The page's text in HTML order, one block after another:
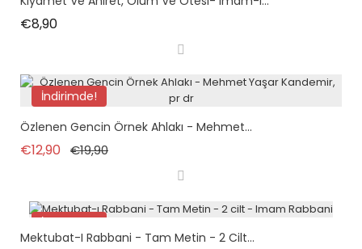
€8,90Fiyat
İndirimde!
Özlenen Gencin Örnek Ahlakı - Mehmet...
€12,90 Normal fiyat
€19,90Fiyat
İndirimde!
Mektubat-I Rabbani - Tam Metin - 2 Cilt...